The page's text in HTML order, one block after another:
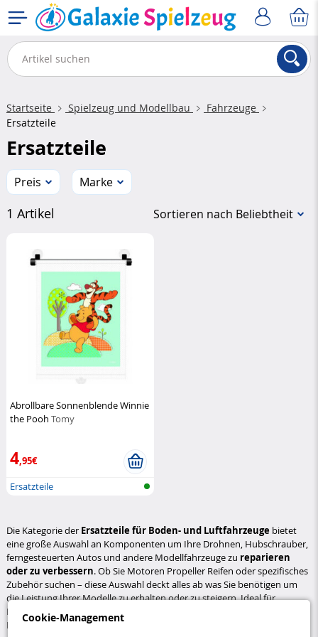
Cookie-Management
Startseite Spielzeug und Modellbau
Fahrzeuge
Ersatzteile
Ersatzteile
Preis Marke
1 Artikel Sortieren nach Beliebtheit
Abrollbare Sonnenblende Winnie
the Pooh Tomy
4,95€
Ersatzteile
Die Kategorie der Ersatzteile für Boden- und Luftfahrzeuge bietet
eine große Auswahl an Komponenten um Ihre Drohnen, Hubschrauber,
ferngesteuerten Autos und andere Modellfahrzeuge zu reparieren
oder zu verbessern. Ob Sie Motoren Propeller Reifen oder spezifisches
Zubehör suchen – diese Auswahl deckt alles ab was Sie benötigen um
die Leistung Ihrer Modelle zu erhalten oder zu steigern. Ideal für
Modellbau-Enthusiasten ob Anfänger oder Experten ermöglicht diese
Kategorie dasIndividualisieren und Warten Ihrer Fahrzeuge